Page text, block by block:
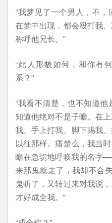
“我梦见了一个男人，不
在梦中出现，都会殴打我
称呼他兄长。”
“此人形貌如何，和你有
系？”
“我看不清楚，也不知道
知道他绝对不是子瞻。在
我、手上打我、脚下踢我
以往那样。痛楚么，我当
瞻在急切地呼唤我的名字
来那鬼就走了，我却不合
鬼听了，又转过来对我说
才好成全我。”